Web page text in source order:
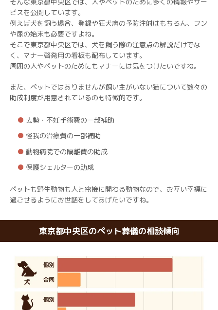
ビスを公開しています。
例えば犬を飼う場合、登録や狂犬病の予防注射はもちろん、フン
や尿の始末も必要ですよね。
そこで東京都中央区では、犬を飼う際の注意点の解説だけでな
く、マナー啓発用の看板も配布しています。
周囲の人やペットのためにもマナーには気をつけたいですね。
また、ペットではありませんが飼い主がいない猫について数々の
助成制度が用意されているのも特徴的です。
去勢・不妊手術費の一部補助
怪我の治療費の一部補助
動物病院での隔離費の助成
保護シェルターの助成
ペットも野生動物も人と密接に関わる動物なので、お互い幸福に
過ごせるようにお世話をしてあげたいですね。
東京都中央区のペット葬儀の相談傾向